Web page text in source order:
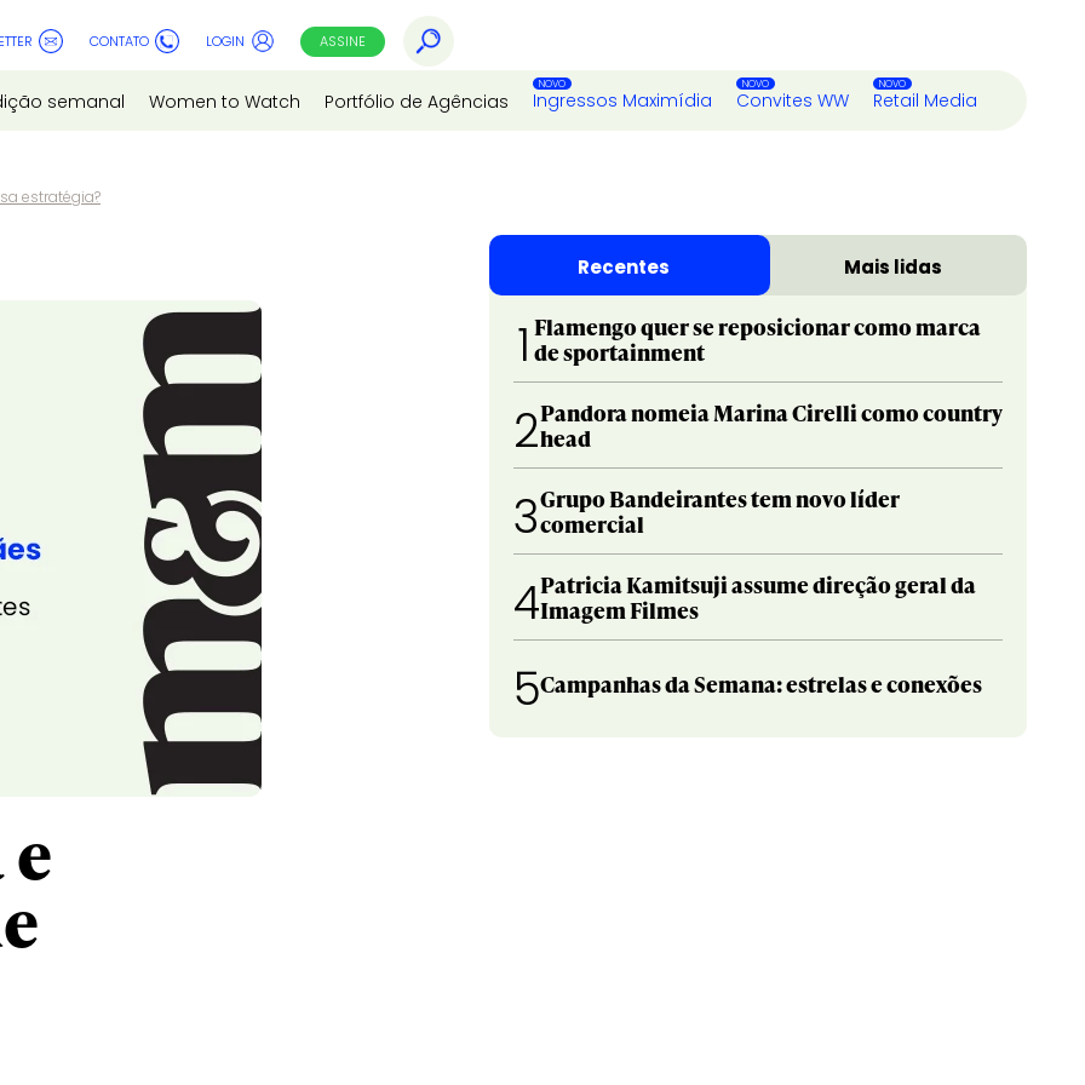
CONTATO LOGIN ASSINE
semanal Women to Watch Portfólio de Agências Ingressos Maximídia Convites WW Retail Media
estratégia?
Recentes Mais lidas
1 Flamengo quer se reposicionar como marca
de sportainment
2Pandora nomeia Marina Cirelli como country
head
3Grupo Bandeirantes tem novo líder
comercial
4Patricia Kamitsuji assume direção geral da
Imagem Filmes
5Campanhas da Semana: estrelas e conexões